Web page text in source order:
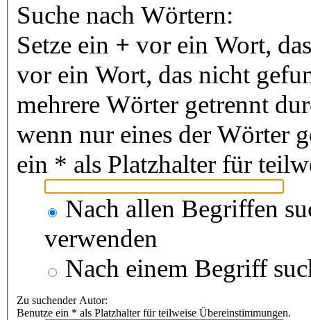
Suche nach Wörtern:
Setze ein + vor ein Wort,
vor ein Wort, das nicht
mehrere Wörter getrennt
wenn nur eines der Wörter
ein * als Platzhalter für
Nach allen Begriffen
verwenden
Nach einem Begriff
Zu suchender Autor:
Benutze ein * als Platzhalter für teilweise Übereinstimmungen.